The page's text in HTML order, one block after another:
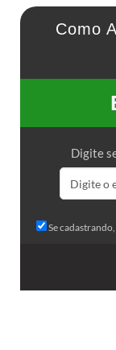
Como
Digite
Se